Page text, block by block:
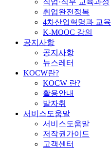
직업·직무 교육과정
취업완전정복
4차산업혁명과 교육
K-MOOC 강의
공지사항
공지사항
뉴스레터
KOCW란?
KOCW 란?
활용안내
발자취
서비스도움말
서비스도움말
저작권가이드
고객센터